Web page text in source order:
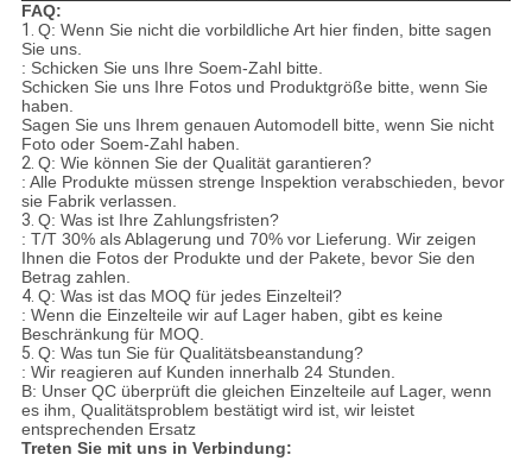
FAQ:
1. Q: Wenn Sie nicht die vorbildliche Art hier finden, bitte sagen
Sie uns.
: Schicken Sie uns Ihre Soem-Zahl bitte.
Schicken Sie uns Ihre Fotos und Produktgröße bitte, wenn Sie
haben.
Sagen Sie uns Ihrem genauen Automodell bitte, wenn Sie nicht
Foto oder Soem-Zahl haben.
2. Q: Wie können Sie der Qualität garantieren?
: Alle Produkte müssen strenge Inspektion verabschieden, bevor
sie Fabrik verlassen.
3. Q: Was ist Ihre Zahlungsfristen?
: T/T 30% als Ablagerung und 70% vor Lieferung. Wir zeigen
Ihnen die Fotos der Produkte und der Pakete, bevor Sie den
Betrag zahlen.
4. Q: Was ist das MOQ für jedes Einzelteil?
: Wenn die Einzelteile wir auf Lager haben, gibt es keine
Beschränkung für MOQ.
5. Q: Was tun Sie für Qualitätsbeanstandung?
: Wir reagieren auf Kunden innerhalb 24 Stunden.
B: Unser QC überprüft die gleichen Einzelteile auf Lager, wenn
es ihm, Qualitätsproblem bestätigt wird ist, wir leistet
entsprechenden Ersatz
Treten Sie mit uns in Verbindung: